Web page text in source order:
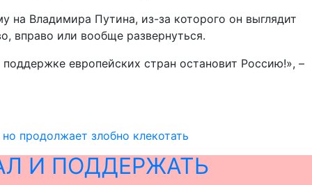
на Владимира Путина, из-за которого он выглядит
вправо или вообще развернуться.
европейских стран остановит Россию!», –
продолжает злобно клекотать
И ПОДДЕРЖАТЬ